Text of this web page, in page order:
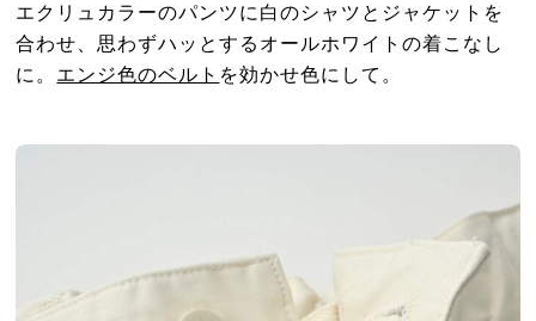
エクリュカラーのパンツに白のシャツとジャケットを
合わせ、思わずハッとするオールホワイトの着こなし
に。 エンジ色のベルト を効かせ色にして。